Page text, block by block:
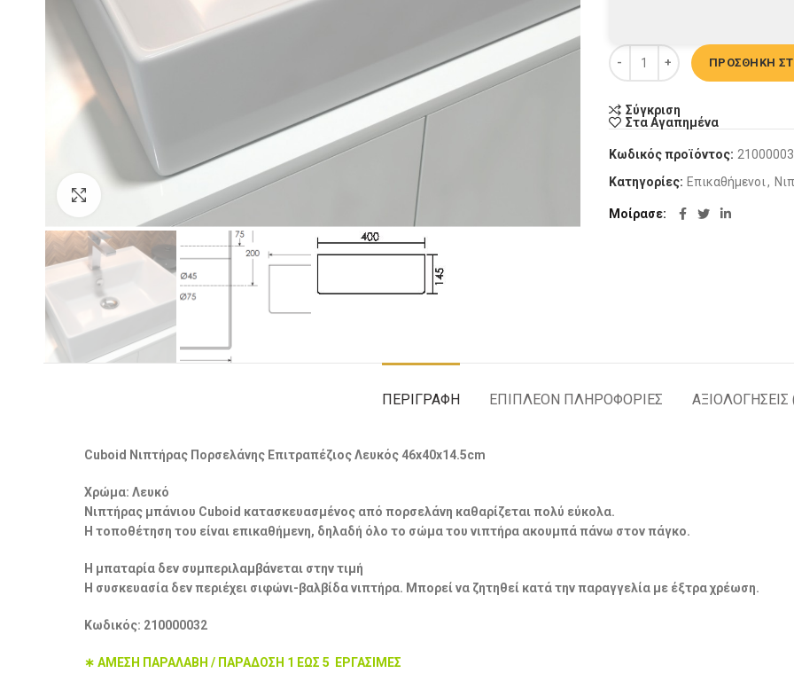
Cuboid Nιπτήρας Πορσελάνης
ΠΡΟΣΘΉΚΗ
Σύγκριση
Στα Αγαπημένα
Κωδικός προϊόντος:
Κατηγορίες: Επικαθήμενοι,
Μοίρασε
ΠΕΡΙΓΡΑΦΉ ΕΠΙΠΛΈΟΝ ΠΛΗΡΟΦΟΡΊΕΣ ΑΞΙΟΛΟΓΉΣΕΙΣ
Cuboid Nιπτήρας Πορσελάνης Επιτραπέζιος Λευκός 46x40x14.5cm
Χρώμα: Λευκό
Nιπτήρας μπάνιου Cuboid κατασκευασμένος από πορσελάνη καθαρίζεται πολύ εύκολα.
Η τοποθέτηση του είναι επικαθήμενη, δηλαδή όλο το σώμα του νιπτήρα ακουμπά πάνω στον πάγκο.
Η μπαταρία δεν συμπεριλαμβάνεται στην τιμή
Η συσκευασία δεν περιέχει σιφώνι-βαλβίδα νιπτήρα. Μπορεί να ζητηθεί κατά την παραγγελία με έξτρα χρέωση.
Κωδικός: 210000032
∗ ΑΜΕΣΗ ΠΑΡΑΛΑΒΗ / ΠΑΡΑΔΟΣΗ 1 ΕΩΣ 5 ΕΡΓΑΣΙΜΕΣ